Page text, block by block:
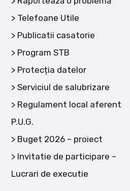
Telefoane Utile
Publicatii casatorie
Program STB
Protecția datelor
Serviciul de salubrizare
Regulament local aferent
P.U.G.
Buget 2026 – proiect
Invitatie de participare –
Lucrari de executie